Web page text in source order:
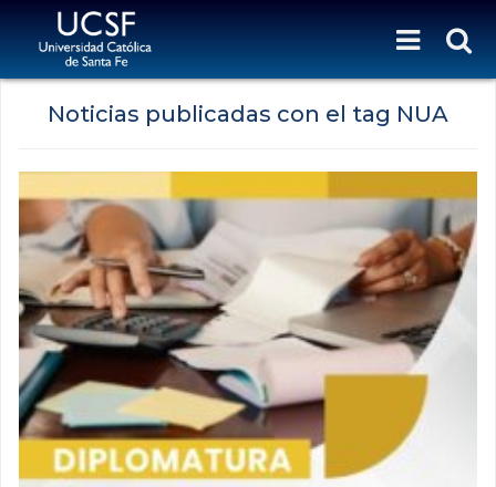
Noticias publicadas con el tag NUA